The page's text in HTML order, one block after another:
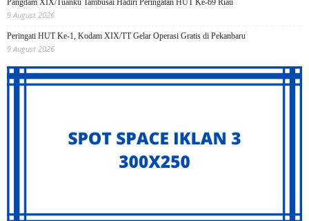
Pangdam XIX/Tuanku Tambusai Hadiri Peringatan HUT Ke-69 Riau
9 August 2026
Peringati HUT Ke-1, Kodam XIX/TT Gelar Operasi Gratis di Pekanbaru
9 August 2026